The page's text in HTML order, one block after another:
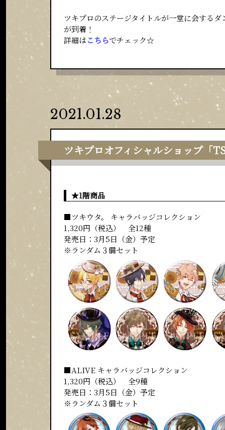
ツキプロのステージタイトルが一堂に会する
が到着！
詳細はこちらでチェック☆
2021.01.28
ツキプロオフィシャルショップ「
★1階商品
■ツキウタ。 キャラバッジコレクション
1,320円（税込） 全12種
発売日：3月5日（金）予定
※ランダム３個セット
■ALIVE キャラバッジコレクション
1,320円（税込） 全9種
発売日：3月5日（金）予定
※ランダム３個セット